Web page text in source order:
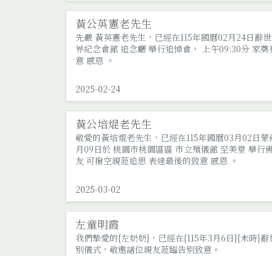
黃公英憲老先生
先嚴 黃英憲老先生，已經在115年國曆02月24日辭
界紀念會館 追念廳 舉行追悼會， 上午09:30分 家
意 感恩 。
2025-02-24
黃公培焜老先生
敬愛的黃培焜老先生，已經在115年國曆03月02日
月09日於 桃園市桃園區區 市立殯儀館 至美堂 舉
友 可撥空親蒞追思 表達最後的致意 感恩 。
2025-03-02
左童明霞
我們摯愛的{左奶奶}，已經在{115年3月6日}{未時}
別儀式，敬邀諸位親友蒞臨告別致意。